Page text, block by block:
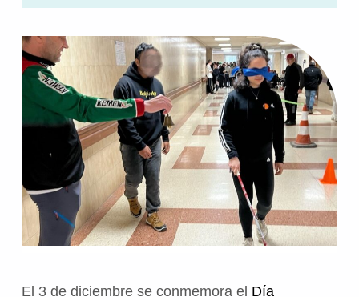
El 3 de diciembre se conmemora el Día